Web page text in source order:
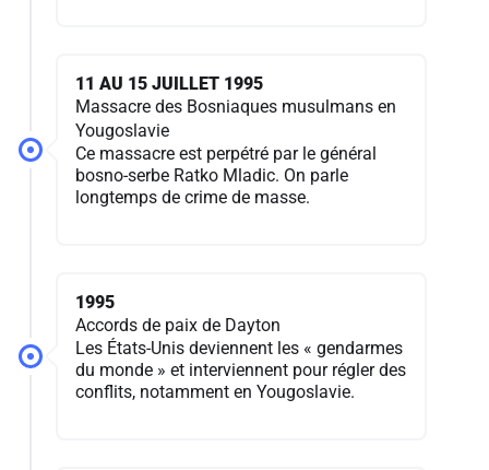
11 AU 15 JUILLET 1995
Massacre des Bosniaques musulmans en
Yougoslavie
Ce massacre est perpétré par le général
bosno-serbe Ratko Mladic. On parle
longtemps de crime de masse.
1995
Accords de paix de Dayton
Les États-Unis deviennent les « gendarmes
du monde » et interviennent pour régler des
conflits, notamment en Yougoslavie.